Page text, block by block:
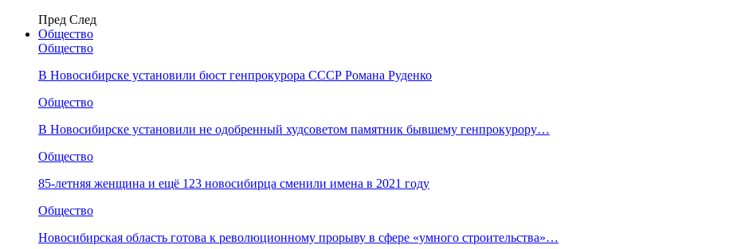
Пред След
Общество
Общество
В Новосибирске установили бюст генпрокурора СССР Романа Руденко
Общество
В Новосибирске установили не одобренный худсоветом памятник бывшему генпрокурору…
Общество
85-летняя женщина и ещё 123 новосибирца сменили имена в 2021 году
Общество
Новосибирская область готова к революционному прорыву в сфере «умного строительства»…